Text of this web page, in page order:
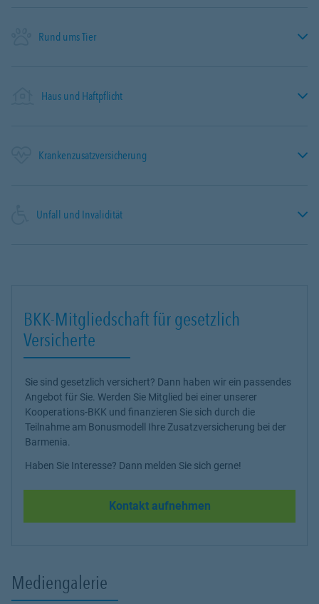
Rund ums Tier
Haus und Haftpflicht
Krankenzusatzversicherung
Unfall und Invalidität
BKK-Mitgliedschaft für gesetzlich
Versicherte
Sie sind gesetzlich versichert? Dann haben wir ein passendes
Angebot für Sie. Werden Sie Mitglied bei einer unserer
Kooperations-BKK und finanzieren Sie sich durch die
Teilnahme am Bonusmodell Ihre Zusatzversicherung bei der
Barmenia.
Haben Sie Interesse? Dann melden Sie sich gerne!
Kontakt aufnehmen
Mediengalerie